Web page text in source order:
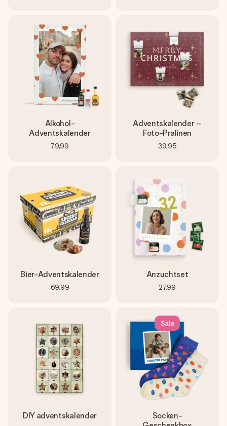
Alkohol-
Adventskalender
79,99
Adventskalender –
Foto-Pralinen
39,95
Bier-Adventskalender
69,99
Anzuchtset
27,99
DIY adventskalender
Sale
Socken-